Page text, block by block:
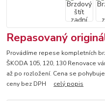
Repasovaný
Provádíme repese kompletních
ŠKODA 105, 120, 130 Renovace
až po rozložení. Cena se
ceny bez DPH celý popis